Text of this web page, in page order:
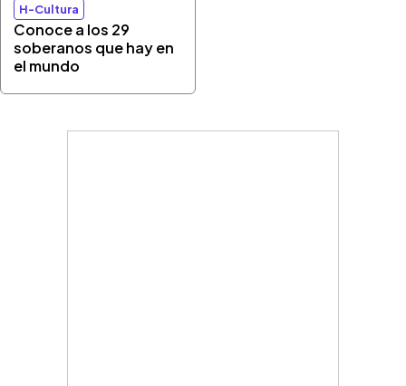
H-Cultura
Conoce a los 29
soberanos que hay en
el mundo